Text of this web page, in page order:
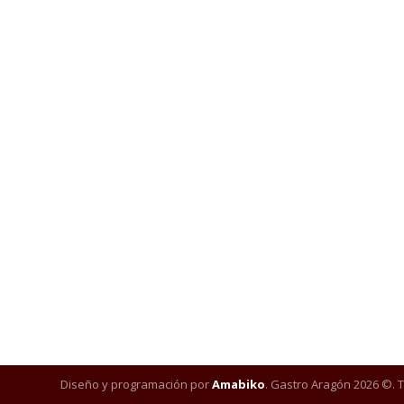
Diseño y programación porAmabiko. Gastro Aragón 2026 ©.